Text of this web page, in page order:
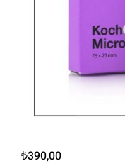
₺390,00